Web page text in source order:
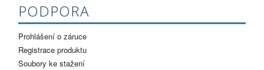
PODPORA
Prohlášení o záruce
Registrace produktu
Soubory ke stažení